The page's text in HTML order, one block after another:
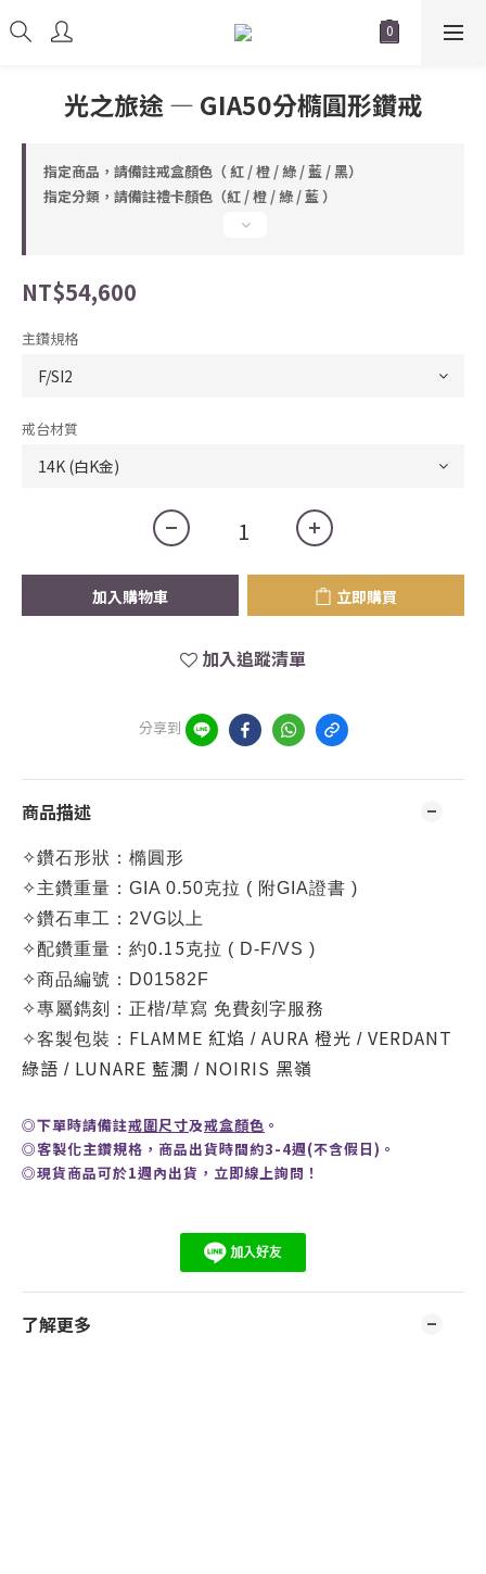
光之旅途 — GIA50分橢圓形鑽戒
指定商品，請備註戒盒顏色（ 紅 / 橙 / 綠 / 藍 / 黑）
指定分類，請備註禮卡顏色（紅 / 橙 / 綠 / 藍 ）
NT$54,600
主鑽規格
戒台材質
加入購物車 立即購買
加入追蹤清單
分享到
商品描述
✧鑽石形狀：橢圓形
✧主鑽重量： GIA 0.50克拉 ( 附GIA證書 )
✧鑽石車工：2VG以上
✧配鑽重量：約0.15克拉 ( D-F/VS )
✧商品編號：D01582F
✧專屬鐫刻：正楷/草寫 免費刻字服務
✧客製包裝： FLAMME 紅焰 / AURA 橙光 / VERDANT
綠語 / LUNARE 藍瀾 / NOIRIS 黑嶺
◎下單時請備註戒圍尺寸及戒盒顏色 。
◎客製化主鑽規格，商品出貨時間約3-4週(不含假日)。
◎現貨商品可於1週內出貨， 立即線上詢問 ！
了解更多